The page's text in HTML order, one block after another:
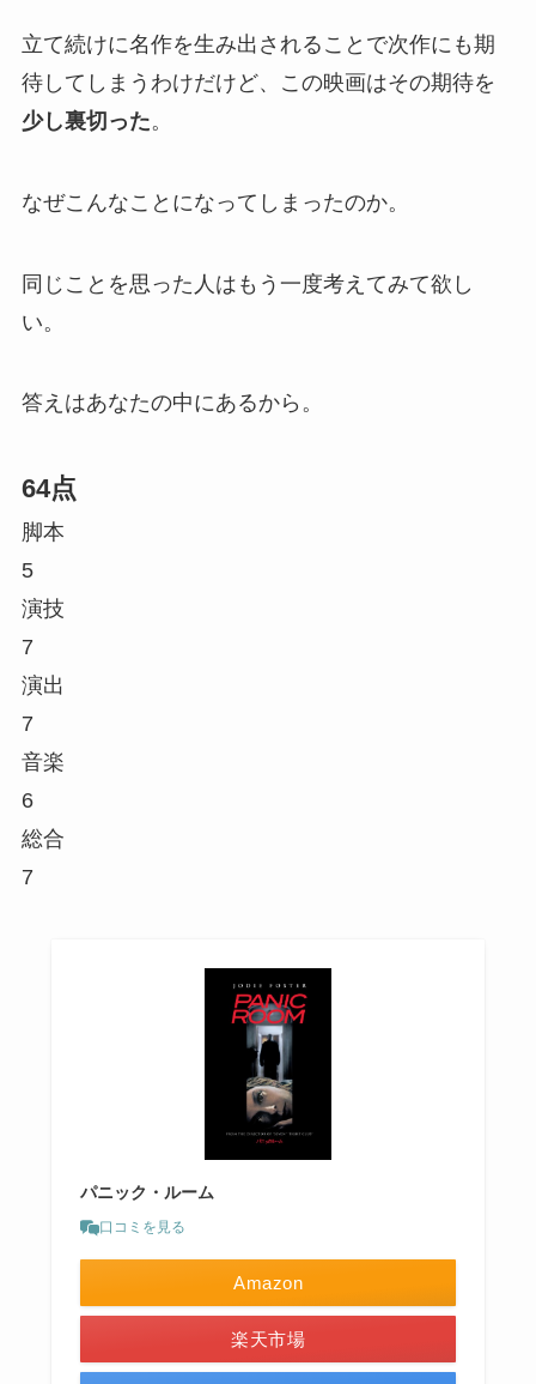
立て続けに名作を生み出されることで次作にも期
待してしまうわけだけど、この映画はその期待を
少し裏切った。
なぜこんなことになってしまったのか。
同じことを思った人はもう一度考えてみて欲し
い。
答えはあなたの中にあるから。
64点
脚本
5
演技
7
演出
7
音楽
6
総合
7
パニック・ルーム
口コミを見る
Amazon
楽天市場